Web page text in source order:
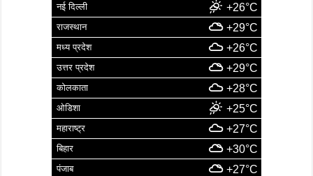
नई दिल्ली +26°C
राजस्थान +29°C
मध्य प्रदेश +26°C
उत्तर प्रदेश +29°C
कोलकाता +28°C
ओडिशा +25°C
महाराष्ट्र +27°C
बिहार +30°C
पंजाब +27°C